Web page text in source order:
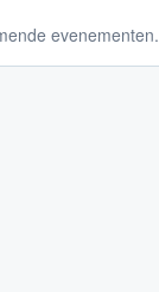
evenementen.